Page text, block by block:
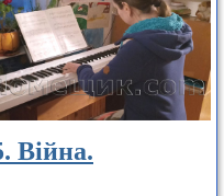
Війна.